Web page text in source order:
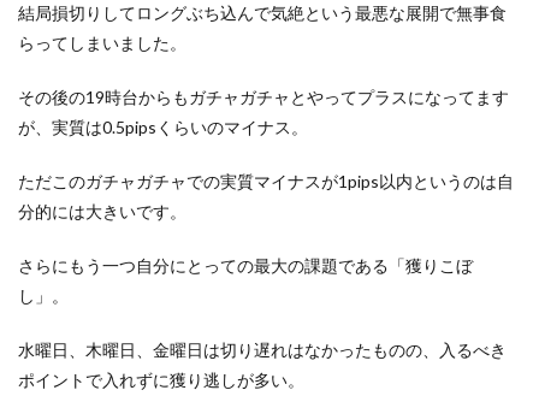
結局損切りしてロングぶち込んで気絶という最悪な展開で無事食
らってしまいました。
その後の19時台からもガチャガチャとやってプラスになってます
が、実質は0.5pipsくらいのマイナス。
ただこのガチャガチャでの実質マイナスが1pips以内というのは自
分的には大きいです。
さらにもう一つ自分にとっての最大の課題である「獲りこぼ
し」。
水曜日、木曜日、金曜日は切り遅れはなかったものの、入るべき
ポイントで入れずに獲り逃しが多い。